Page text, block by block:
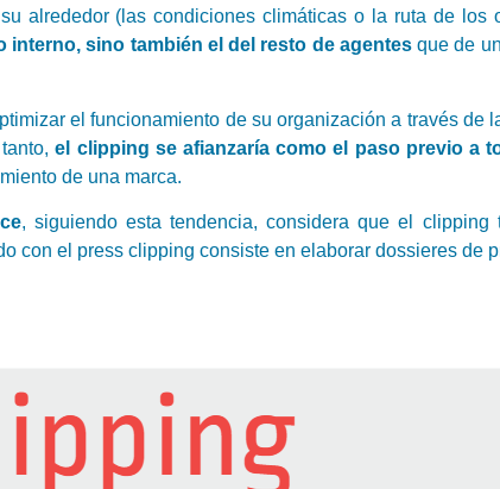
alrededor (las condiciones climáticas o la ruta de los
interno, sino también el del resto de agentesque de
el funcionamiento de su organización a través de
el clipping se afianzaría como el paso previo a
de una marca.
, siguiendo esta tendencia, considera que el clipping
con el press clipping consiste en elaborar dossieres de